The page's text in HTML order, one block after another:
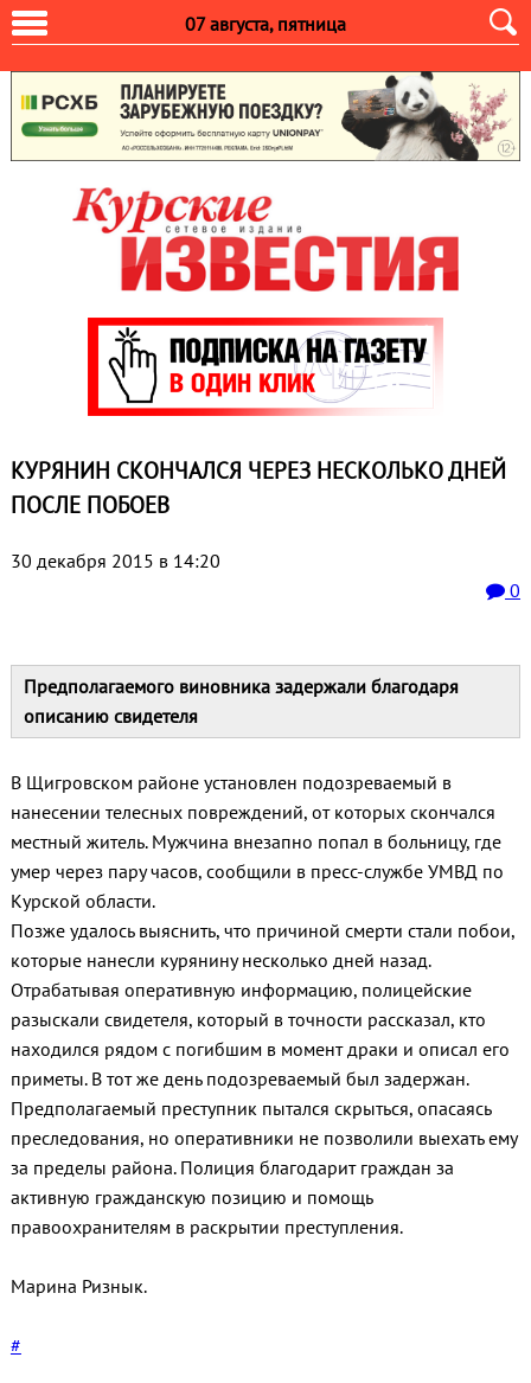
07 августа, пятница
КУРЯНИН СКОНЧАЛСЯ ЧЕРЕЗ НЕСКОЛЬКО ДНЕЙ
ПОСЛЕ ПОБОЕВ
30 декабря 2015 в 14:20
0
Предполагаемого виновника задержали благодаря
описанию свидетеля
В Щигровском районе установлен подозреваемый в
нанесении телесных повреждений, от которых скончался
местный житель. Мужчина внезапно попал в больницу, где
умер через пару часов, сообщили в пресс-службе УМВД по
Курской области.
Позже удалось выяснить, что причиной смерти стали побои,
которые нанесли курянину несколько дней назад.
Отрабатывая оперативную информацию, полицейские
разыскали свидетеля, который в точности рассказал, кто
находился рядом с погибшим в момент драки и описал его
приметы. В тот же день подозреваемый был задержан.
Предполагаемый преступник пытался скрыться, опасаясь
преследования, но оперативники не позволили выехать ему
за пределы района. Полиция благодарит граждан за
активную гражданскую позицию и помощь
правоохранителям в раскрытии преступления.
Марина Ризнык.
#